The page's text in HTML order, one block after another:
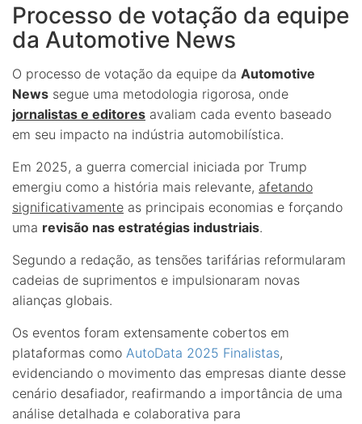
Processo de votação da equipe
da Automotive News
O processo de votação da equipe da Automotive
News segue uma metodologia rigorosa, onde
jornalistas e editores avaliam cada evento baseado
em seu impacto na indústria automobilística.
Em 2025, a guerra comercial iniciada por Trump
emergiu como a história mais relevante, afetando
significativamente as principais economias e forçando
uma revisão nas estratégias industriais.
Segundo a redação, as tensões tarifárias reformularam
cadeias de suprimentos e impulsionaram novas
alianças globais.
Os eventos foram extensamente cobertos em
plataformas como AutoData 2025 Finalistas,
evidenciando o movimento das empresas diante desse
cenário desafiador, reafirmando a importância de uma
análise detalhada e colaborativa para